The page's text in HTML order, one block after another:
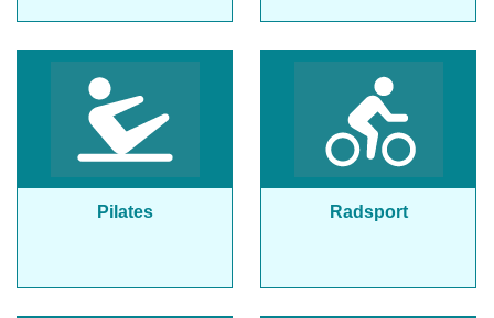
Pilates Radsport